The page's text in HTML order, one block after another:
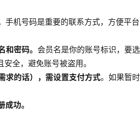
手机号码是重要的联系方式，方便平
密码。 会员名是你的账号标识，要
全，避免账号被盗用。
求的话），需设置支付方式。如果暂
功。